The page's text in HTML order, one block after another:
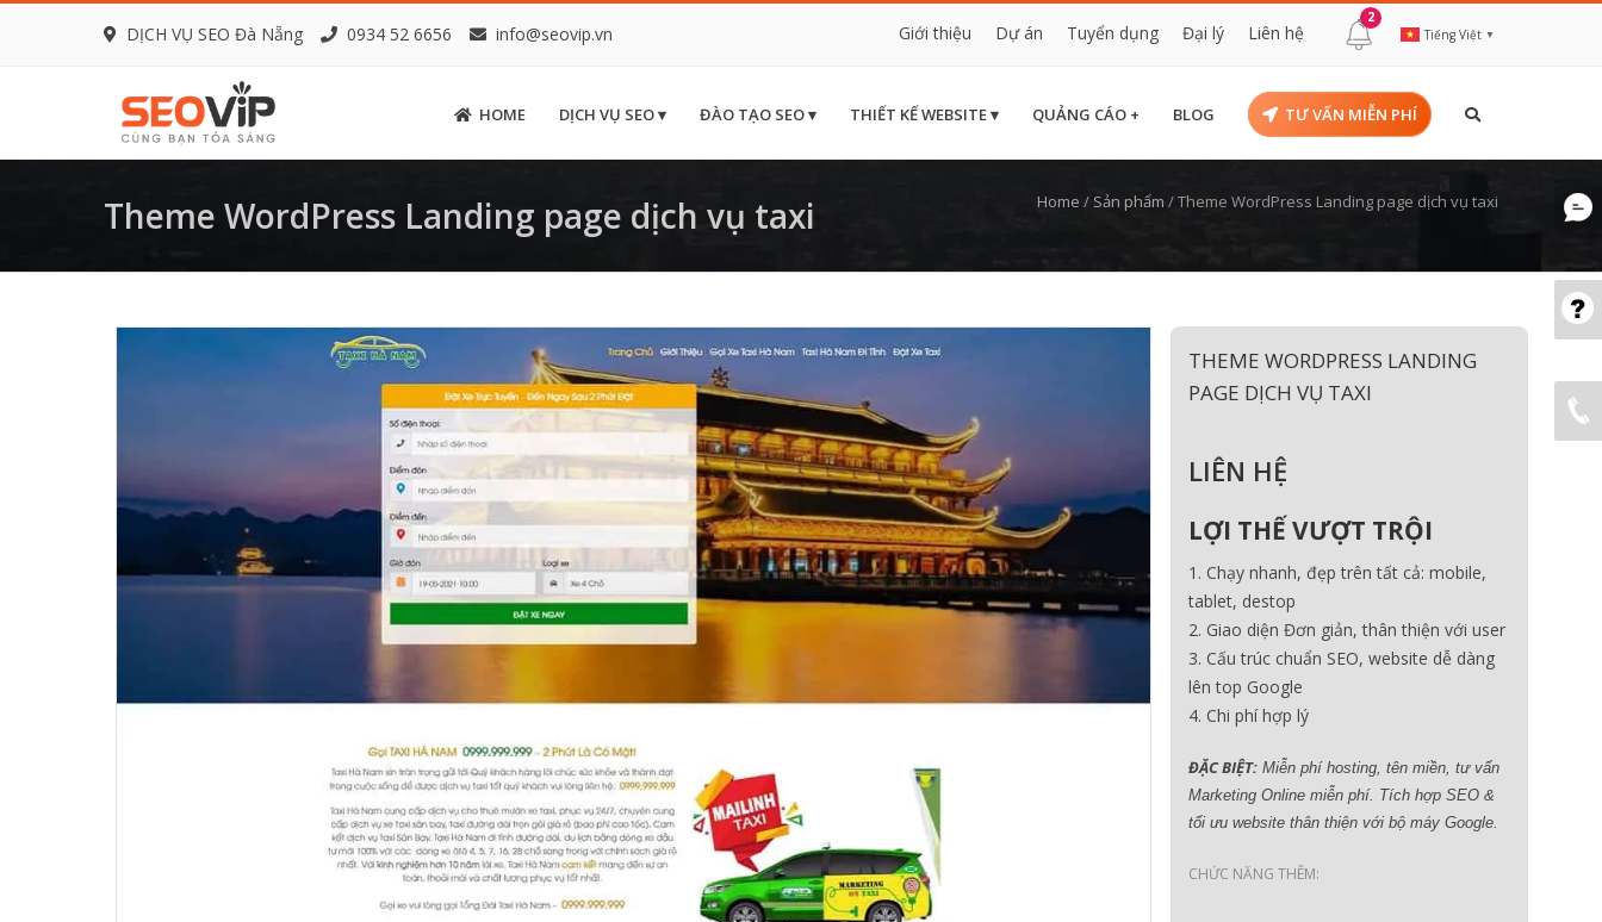
DỊCH VỤ SEO Đà Nẵng 0934 52 6656 info@seovip.vn Giới thiệu Dự án Tuyển dụng Đại lý Liên hệ
2
Tiếng Việt ▼
HOME DỊCH VỤ SEO ▾ ĐÀO TẠO SEO ▾ THIẾT KẾ WEBSITE ▾ QUẢNG CÁO + BLOG TƯ VẤN MIỄN PHÍ
Theme WordPress Landing page dịch vụ taxi Home / Sản phẩm /Theme WordPress Landing page dịch vụ taxi
THEME WORDPRESS LANDING
PAGE DỊCH VỤ TAXI
LIÊN HỆ
LỢI THẾ VƯỢT TRỘI
Chạy nhanh, đẹp trên tất cả: mobile,
tablet, destop
Giao diện Đơn giản, thân thiện với user
Cấu trúc chuẩn SEO, website dễ dàng
lên top Google
Chi phí hợp lý
ĐẶC BIỆT: Miễn phí hosting, tên miền, tư vấn
Marketing Online miễn phí. Tích hợp SEO &
tối ưu website thân thiện với bộ máy Google.
CHỨC NĂNG THÊM: